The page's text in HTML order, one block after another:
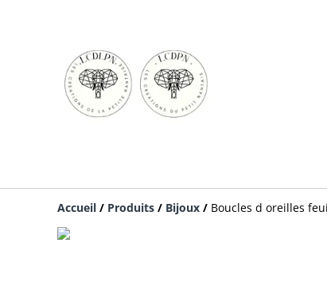
Accueil / Produits / Bijoux / Boucles d oreilles